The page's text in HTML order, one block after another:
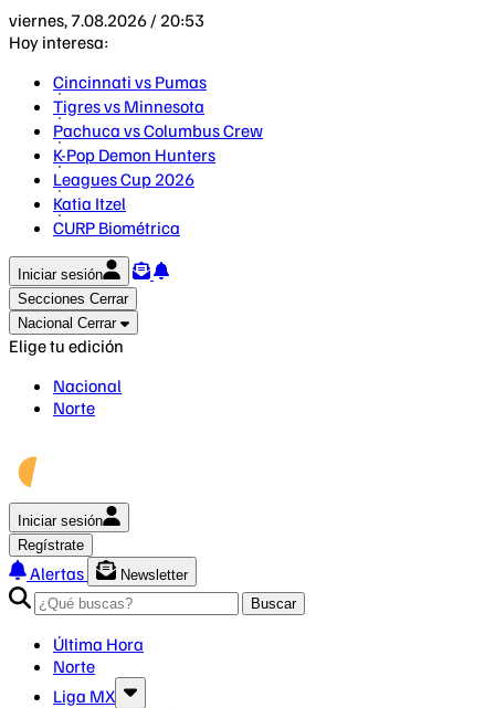
viernes, 7.08.2026 / 20:53
Hoy interesa:
Cincinnati vs Pumas
Tigres vs Minnesota
Pachuca vs Columbus Crew
K-Pop Demon Hunters
Leagues Cup 2026
Katia Itzel
CURP Biométrica
Iniciar sesión
Secciones Cerrar
Nacional Cerrar
Elige tu edición
Nacional
Norte
Iniciar sesión
Regístrate
Alertas
Newsletter
Buscar
Última Hora
Norte
Liga MX